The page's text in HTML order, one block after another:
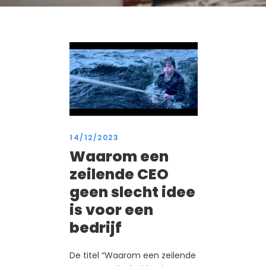
14/12/2023
Waarom een
zeilende CEO
geen slecht idee
is voor een
bedrijf
De titel “Waarom een zeilende